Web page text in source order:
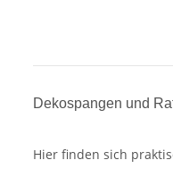
Dekospangen und
Hier finden sich